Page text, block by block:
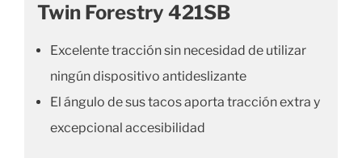
Twin Forestry 421SB
Excelente tracción sin necesidad de utilizar
ningún dispositivo antideslizante
El ángulo de sus tacos aporta tracción extra y
excepcional accesibilidad